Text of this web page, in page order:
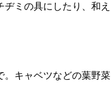
ミの具にしたり、和え
。キャベツなどの葉野菜